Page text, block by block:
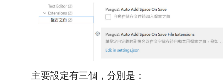
主要設定有三個，分別是：